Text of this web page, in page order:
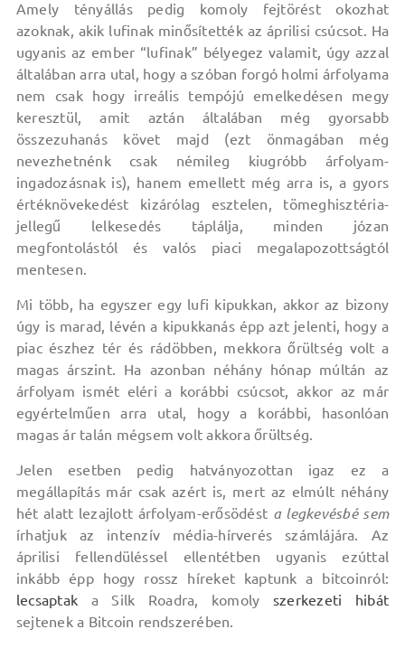
Amely tényállás pedig komoly fejtörést okozhat
azoknak, akik lufinak minősítették az áprilisi csúcsot. Ha
ugyanis az ember “lufinak” bélyegez valamit, úgy azzal
általában arra utal, hogy a szóban forgó holmi árfolyama
nem csak hogy irreális tempójú emelkedésen megy
keresztül, amit aztán általában még gyorsabb
összezuhanás követ majd (ezt önmagában még
nevezhetnénk csak némileg kiugróbb árfolyam-
ingadozásnak is), hanem emellett még arra is, a gyors
értéknövekedést kizárólag esztelen, tömeghisztéria-
jellegű lelkesedés táplálja, minden józan
megfontolástól és valós piaci megalapozottságtól
mentesen.
Mi több, ha egyszer egy lufi kipukkan, akkor az bizony
úgy is marad, lévén a kipukkanás épp azt jelenti, hogy a
piac észhez tér és rádöbben, mekkora őrültség volt a
magas árszint. Ha azonban néhány hónap múltán az
árfolyam ismét eléri a korábbi csúcsot, akkor az már
egyértelműen arra utal, hogy a korábbi, hasonlóan
magas ár talán mégsem volt akkora őrültség.
Jelen esetben pedig hatványozottan igaz ez a
megállapítás már csak azért is, mert az elmúlt néhány
hét alatt lezajlott árfolyam-erősödést a legkevésbé sem
írhatjuk az intenzív média-hírverés számlájára. Az
áprilisi fellendüléssel ellentétben ugyanis ezúttal
inkább épp hogy rossz híreket kaptunk a bitcoinról:
lecsaptak a Silk Roadra, komoly szerkezeti hibát
sejtenek a Bitcoin rendszerében.